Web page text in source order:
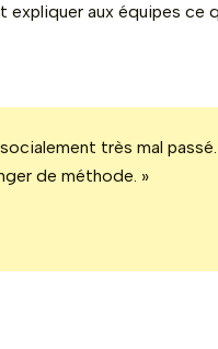
aux équipes ce
très mal passé.
de méthode. »